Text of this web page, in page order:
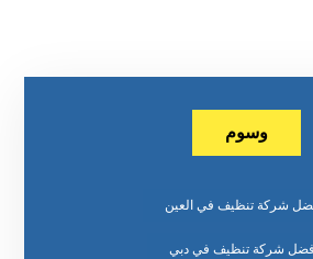
وسوم
شركة تنظيف في العين
أفضل شركة تنظيف في دبي